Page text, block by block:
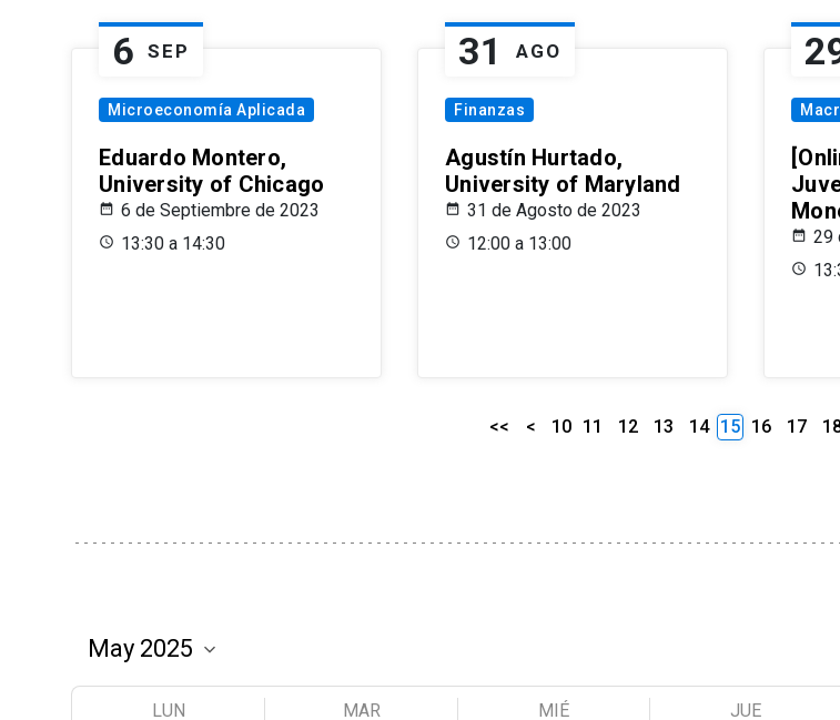
6 SEP
Microeconomía Aplicada
Eduardo Montero,
University of Chicago
6 de Septiembre de 2023
13:30 a 14:30
31 AGO
Finanzas
Agustín Hurtado,
University of Maryland
31 de Agosto de 2023
12:00 a 13:00
29
<< < 10 11 12 13 14 15 16 17
LUN MAR MIÉ JUE